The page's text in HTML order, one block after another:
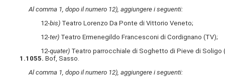
Al comma 1, dopo il numero 12), aggiungere i seguenti:
12-bis) Teatro Lorenzo Da Ponte di Vittorio Veneto;
12-ter) Teatro Ermenegildo Francesconi di Cordignano (TV);
12-quater) Teatro parrocchiale di Soghetto di Pieve di Soligo
1.1055. Bof, Sasso.
Al comma 1, dopo il numero 12), aggiungere i seguenti: